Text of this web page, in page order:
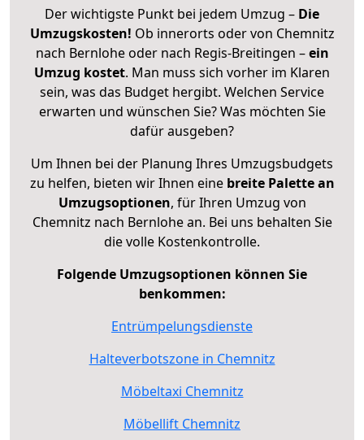
Der wichtigste Punkt bei jedem Umzug – Die
Umzugskosten! Ob innerorts oder von Chemnitz
nach Bernlohe oder nach Regis-Breitingen –ein
Umzug kostet. Man muss sich vorher im Klaren
sein, was das Budget hergibt. Welchen Service
erwarten und wünschen Sie? Was möchten Sie
dafür ausgeben?
Um Ihnen bei der Planung Ihres Umzugsbudgets
zu helfen, bieten wir Ihnen eine breite Palette an
Umzugsoptionen, für Ihren Umzug von
Chemnitz nach Bernlohe an. Bei uns behalten Sie
die volle Kostenkontrolle.
Folgende Umzugsoptionen können Sie
benkommen:
Entrümpelungsdienste
Halteverbotszone in Chemnitz
Möbeltaxi Chemnitz
Möbellift Chemnitz